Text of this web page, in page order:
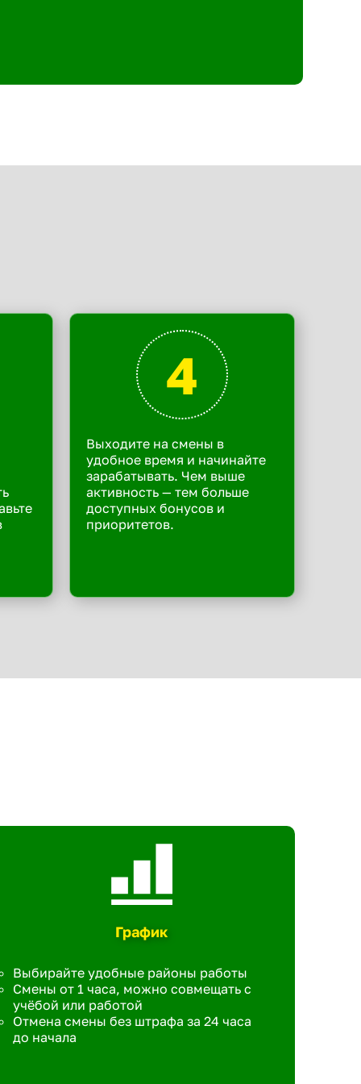
4
Выходите на смены в
удобное время и начинайте
зарабатывать. Чем выше
активность — тем больше
доступных бонусов и
приоритетов.
График
Выбирайте удобные районы работы
Смены от 1 часа, можно совмещать с
учёбой или работой
Отмена смены без штрафа за 24 часа
до начала